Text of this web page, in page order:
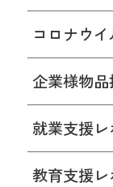
コロナウ
企業様物
就業支援レ
教育支援レ